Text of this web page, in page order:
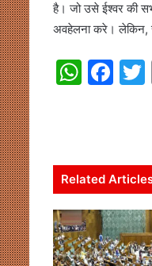
है। जो उसे ईश्वर की
अवहेलना करे। लेकिन,
W
A
p
p
F
b
o
o
k
Related